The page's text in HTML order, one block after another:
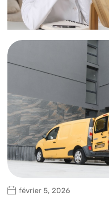
février 5, 2026